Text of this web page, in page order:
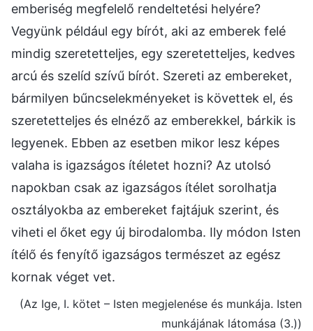
emberiség megfelelő rendeltetési helyére?
Vegyünk például egy bírót, aki az emberek felé
mindig szeretetteljes, egy szeretetteljes, kedves
arcú és szelíd szívű bírót. Szereti az embereket,
bármilyen bűncselekményeket is követtek el, és
szeretetteljes és elnéző az emberekkel, bárkik is
legyenek. Ebben az esetben mikor lesz képes
valaha is igazságos ítéletet hozni? Az utolsó
napokban csak az igazságos ítélet sorolhatja
osztályokba az embereket fajtájuk szerint, és
viheti el őket egy új birodalomba. Ily módon Isten
ítélő és fenyítő igazságos természet az egész
kornak véget vet.
(Az Ige, I. kötet – Isten megjelenése és munkája. Isten
munkájának látomása (3.))